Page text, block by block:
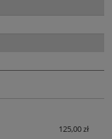
125,00 zł